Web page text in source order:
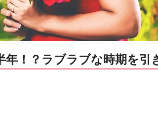
年！？ラブラブな時期を引